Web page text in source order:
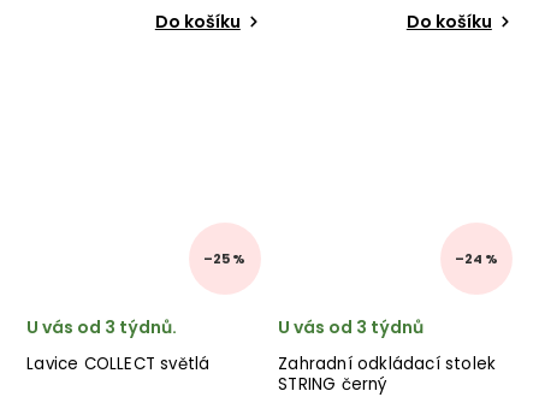
Do košíku Do košíku
–25 %
Lavice COLLECT světlá
U vás od 3 týdnů.
–24 %
Zahradní odkládací stolek
STRING černý
U vás od 3 týdnů